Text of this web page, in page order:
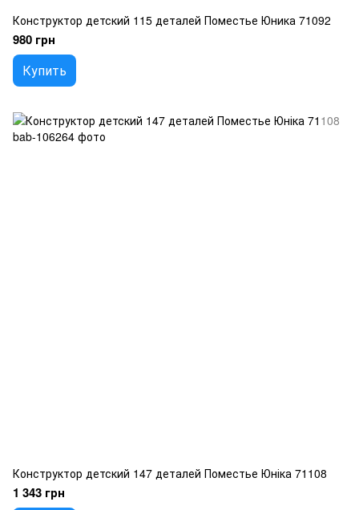
Конструктор детский 115 деталей Поместье Юника 71092
980 грн
Купить
Конструктор детский 147 деталей Поместье Юніка 71108
1 343 грн